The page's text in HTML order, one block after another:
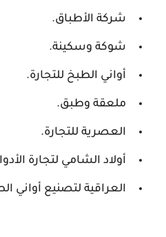
شركة الأطباق.
شوكة وسكينة.
أواني الطبخ للتجارة.
ملعقة وطبق.
العصرية للتجارة.
أولاد الشامي لتجارة
العراقية لتصنيع أواني